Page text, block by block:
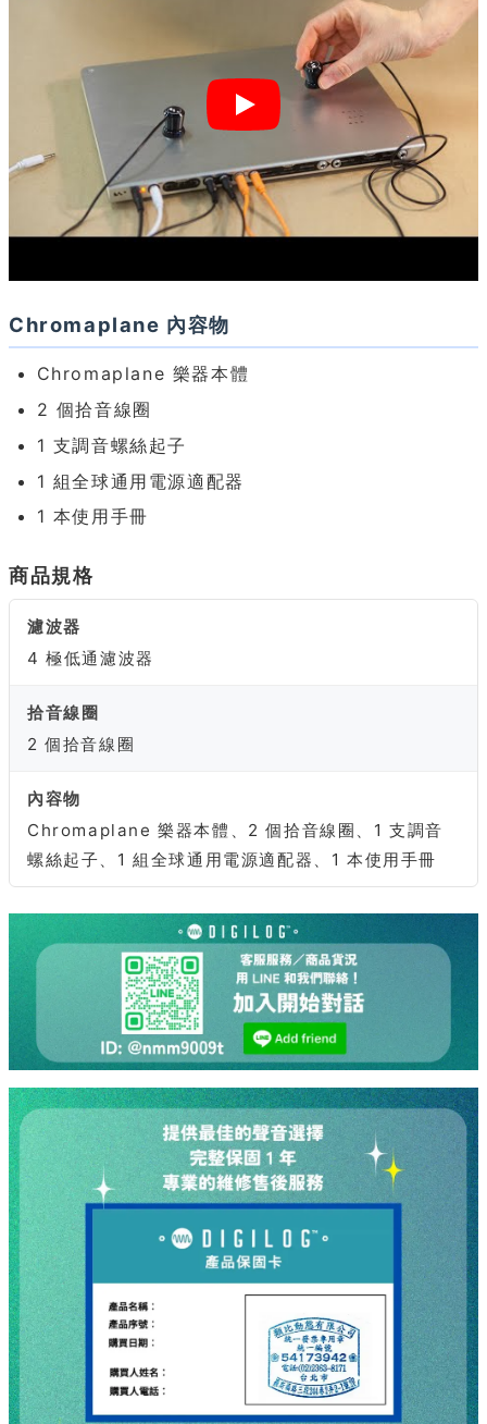
Chromaplane 內容物
Chromaplane 樂器本體
2 個拾音線圈
1 支調音螺絲起子
1 組全球通用電源適配器
1 本使用手冊
商品規格
濾波器
4 極低通濾波器
拾音線圈
2 個拾音線圈
內容物
Chromaplane 樂器本體、2 個拾音線圈、1 支調音
螺絲起子、1 組全球通用電源適配器、1 本使用手冊